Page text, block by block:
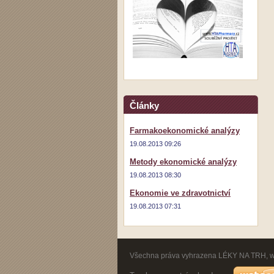
Články
Farmakoekonomické analýzy
19.08.2013 09:26
Metody ekonomické analýzy
19.08.2013 08:30
Ekonomie ve zdravotnictví
19.08.2013 07:31
Všechna práva vyhrazena LÉKY NA TRH,